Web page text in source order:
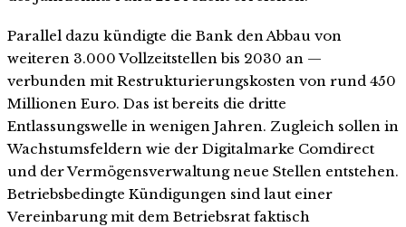
Parallel dazu kündigte die Bank den Abbau von
weiteren 3.000 Vollzeitstellen bis 2030 an —
verbunden mit Restrukturierungskosten von rund 450
Millionen Euro. Das ist bereits die dritte
Entlassungswelle in wenigen Jahren. Zugleich sollen in
Wachstumsfeldern wie der Digitalmarke Comdirect
und der Vermögensverwaltung neue Stellen entstehen.
Betriebsbedingte Kündigungen sind laut einer
Vereinbarung mit dem Betriebsrat faktisch